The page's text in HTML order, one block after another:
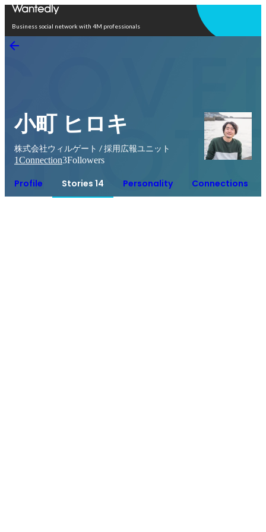
Business social network with 4M professionals
小町 ヒロキ
株式会社ウィルゲート / 採用広報ユニット
1Connection3Followers
Profile Stories 14 Personality Connections